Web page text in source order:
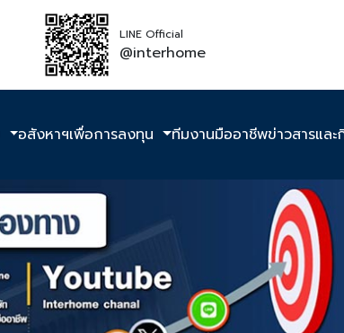
LINE Official
@interhome
อสังหาฯเพื่อการลงทุน ทีมงานมืออาชีพข่าวสารแล